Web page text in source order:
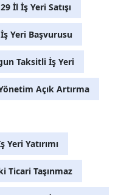
İl İş Yeri Satışı
Yeri Başvurusu
Taksitli İş Yeri
Açık Artırma
Yeri Yatırımı
Ticari Taşınmaz